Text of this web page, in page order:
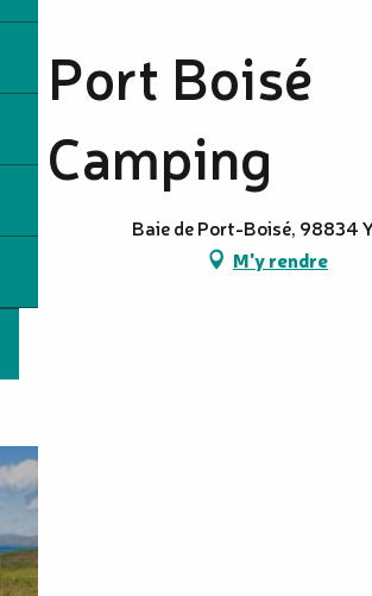
Port Boisé
Camping
Baie de Port-Boisé, 98834
M'y rendre